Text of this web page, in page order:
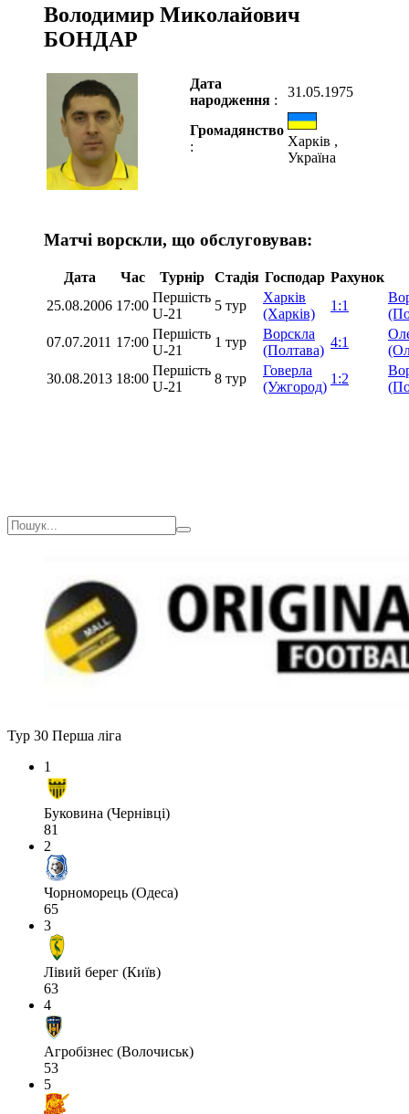
Володимир Миколайович
БОНДАР
Дата
народження :
31.05.1975
Громадянство
:
Харків ,
Україна
Матчі ворскли, що обслуговував:
Дата Час Турнір Стадія Господар Рахунок
25.08.2006 17:00
Першість
U-21
5 тур
Харків
(Харків)
1:1
07.07.2011 17:00
Першість
U-21
1 тур
Ворскла
(Полтава)
4:1
30.08.2013 18:00
Першість
U-21
8 тур
Говерла
(Ужгород)
1:2
Тур 30 Перша ліга
1
Буковина (Чернівці)
81
2
Чорноморець (Одеса)
65
3
Лівий берег (Київ)
63
4
Агробізнес (Волочиськ)
53
5